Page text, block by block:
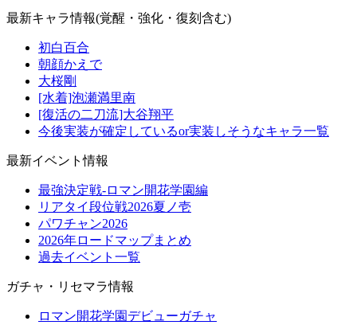
最新キャラ情報(覚醒・強化・復刻含む)
初白百合
朝顔かえで
大桜剛
[水着]泡瀬満里南
[復活の二刀流]大谷翔平
今後実装が確定しているor実装しそうなキャラ一覧
最新イベント情報
最強決定戦-ロマン開花学園編
リアタイ段位戦2026夏ノ壱
パワチャン2026
2026年ロードマップまとめ
過去イベント一覧
ガチャ・リセマラ情報
ロマン開花学園デビューガチャ